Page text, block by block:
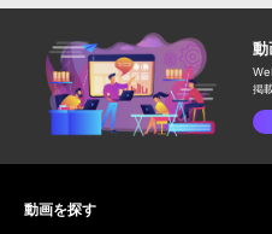
動
掲載
動画を探す